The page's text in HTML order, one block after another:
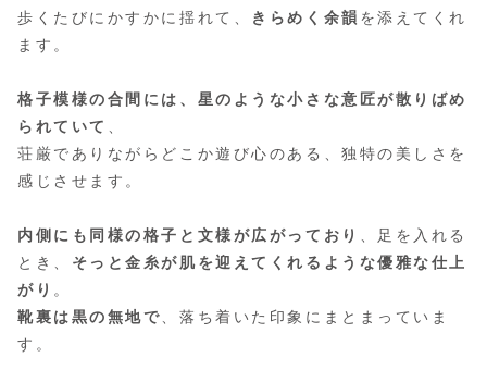
歩くたびにかすかに揺れて、
きらめく余韻 を添えてくれ
ます。
格子模様の合間には、星のような小さな意匠が散りばめ
られていて
荘厳でありながらどこか遊び心のある、独特の美しさを
感じさせます。
内側にも同様の格子と文様が広がっており 、足を入れる
とき、 そっと金糸が肌を迎えてくれるような優雅な仕上
がり 。
靴裏は黒の無地で、落ち着いた印象にまとまっていま
す。